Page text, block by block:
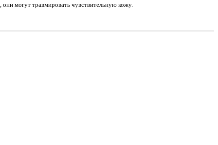
могут травмировать чувствительную кожу.